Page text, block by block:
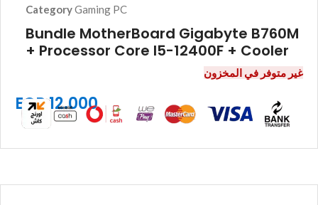
CategoryGaming PC
Bundle MotherBoard Gigabyte B760M
+ Processor Core I5-12400F + Cooler
EGP12.000
غير متوفر في المخزون